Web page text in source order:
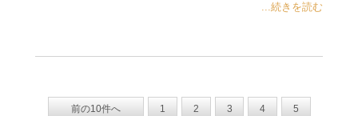
...続きを読む
前の10件へ 1 2 3 4 5